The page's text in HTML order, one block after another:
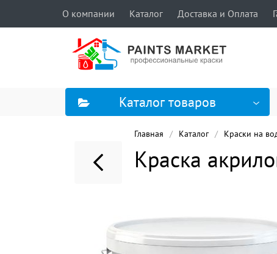
О компании Каталог Доставка и Оплата
Каталог товаров
Главная Каталог Краски на
Краска